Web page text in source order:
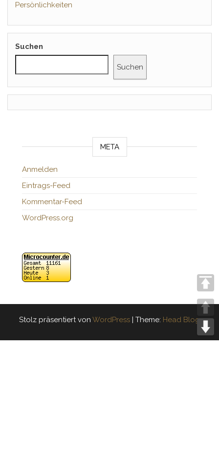
Persönlichkeiten
Suchen
Suchen
META
Anmelden
Eintrags-Feed
Kommentar-Feed
WordPress.org
Stolz präsentiert von WordPress | Theme: Head Blog